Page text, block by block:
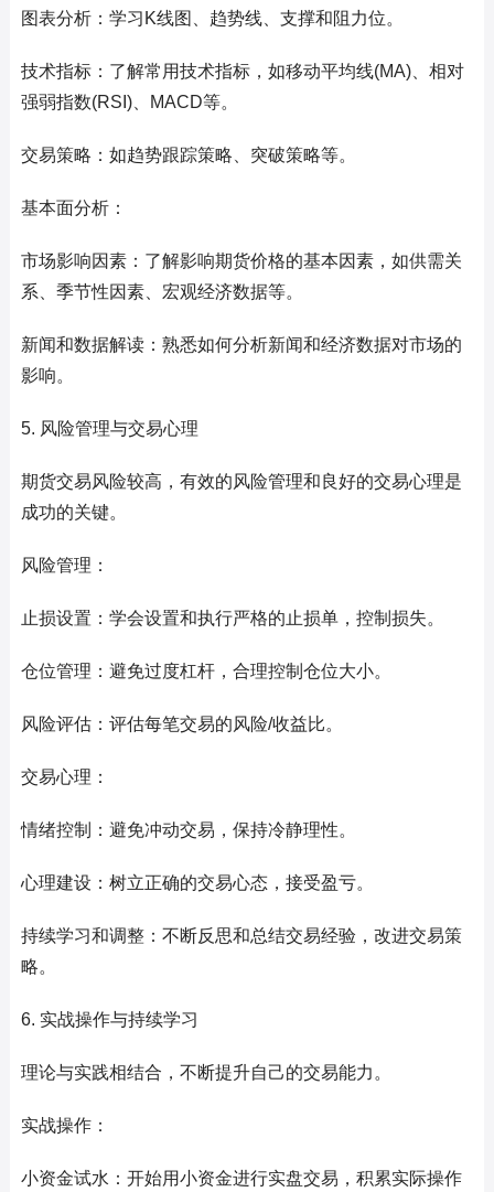
图表分析：学习K线图、趋势线、支撑和阻力位。
技术指标：了解常用技术指标，如移动平均线(MA)、相对
强弱指数(RSI)、MACD等。
交易策略：如趋势跟踪策略、突破策略等。
基本面分析：
市场影响因素：了解影响期货价格的基本因素，如供需关
系、季节性因素、宏观经济数据等。
新闻和数据解读：熟悉如何分析新闻和经济数据对市场的
影响。
5. 风险管理与交易心理
期货交易风险较高，有效的风险管理和良好的交易心理是
成功的关键。
风险管理：
止损设置：学会设置和执行严格的止损单，控制损失。
仓位管理：避免过度杠杆，合理控制仓位大小。
风险评估：评估每笔交易的风险/收益比。
交易心理：
情绪控制：避免冲动交易，保持冷静理性。
心理建设：树立正确的交易心态，接受盈亏。
持续学习和调整：不断反思和总结交易经验，改进交易策
略。
6. 实战操作与持续学习
理论与实践相结合，不断提升自己的交易能力。
实战操作：
小资金试水：开始用小资金进行实盘交易，积累实际操作